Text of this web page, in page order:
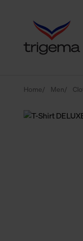
Home Men